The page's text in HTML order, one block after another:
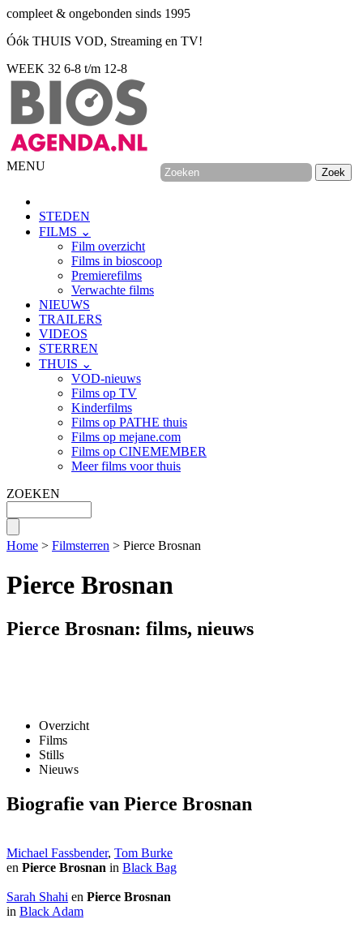
compleet & ongebonden sinds 1995
Óók THUIS VOD, Streaming en TV!
WEEK 32 6-8 t/m 12-8
MENU
STEDEN
FILMS ⌄
Film overzicht
Films in bioscoop
Premierefilms
Verwachte films
NIEUWS
TRAILERS
VIDEOS
STERREN
THUIS ⌄
VOD-nieuws
Films op TV
Kinderfilms
Films op PATHE thuis
Films op mejane.com
Films op CINEMEMBER
Meer films voor thuis
ZOEKEN
Home > Filmsterren > Pierce Brosnan
Pierce Brosnan
Pierce Brosnan: films, nieuws
Overzicht
Films
Stills
Nieuws
Biografie van Pierce Brosnan
Michael Fassbender, Tom Burke
en Pierce Brosnan in Black Bag
Sarah Shahi en Pierce Brosnan
in Black Adam